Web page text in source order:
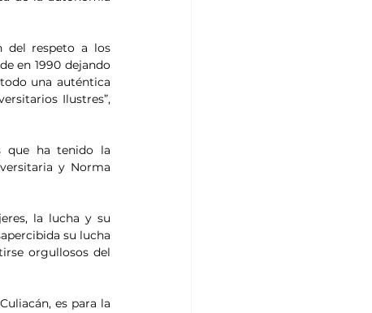
del respeto a los
en 1990 dejando
una auténtica
Ilustres”,
que ha tenido la
y Norma
la lucha y su
su lucha
orgullosos del
es para la